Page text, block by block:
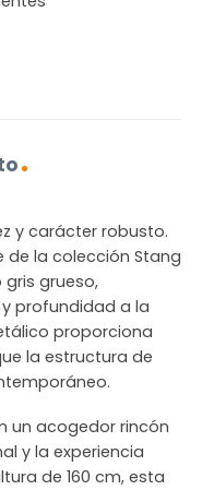
y carácter robusto.
de la colección Stang
grueso,
profundidad a la
proporciona
la estructura de
un acogedor rincón
y la experiencia
de 160 cm, esta